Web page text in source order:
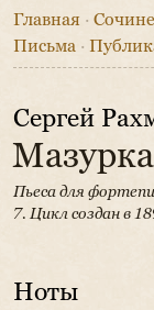
Главная ·
Письма ·
Сергей
Мазурка
Пьеса для
7. Цикл создан в
Ноты